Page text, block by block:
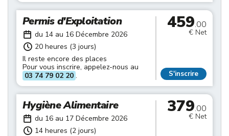
Permis d'Exploitation
du 14 au 16 Décembre 2026
20 heures (3 jours)
Il reste encore des places
Pour vous inscrire, appelez-nous au
03 74 79 02 20 .
459.00
€ Net
S'inscrire
Hygiène Alimentaire
du 16 au 17 Décembre 2026
14 heures (2 jours)
379.00
€ Net